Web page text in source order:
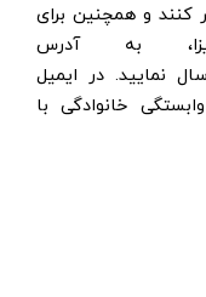
کنند و همچنین برای
به آدرس
نمایید. در ایمیل
خانوادگی با